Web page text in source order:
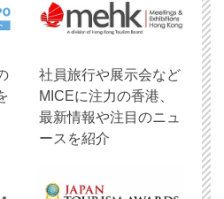
社員旅行や展示会など
MICEに注力の香港、
最新情報や注目のニュ
ースを紹介